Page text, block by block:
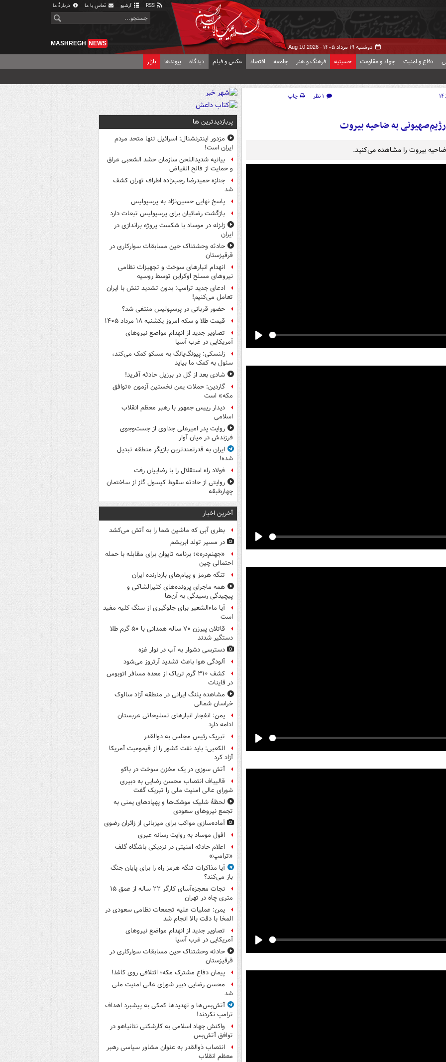
آرشیو تماس با ما دربارهٔ ما
دوشنبه ۱۹ مرداد ۱۴۰۵ - Aug 10 2026
MASHREGH NEWS
دفاع و امنیت جهاد و مقاومت حسینیه فرهنگ و هنر جامعه اقتصاد عکس و فیلم دیدگاه پیوندها بازار
۱ نظر
چاپ
به ضاحیه بیروت
بیروت را مشاهده می‌کنید.
پربازدیدترین ها
مزدور اینترنشنال: اسرائیل تنها متحد مردم
ایران است!
بیانیه شدیداللحن سازمان حشد الشعبی عراق
و حمایت از فالح الفیاض
جنازه حمیدرضا رجب‌زاده اطراف تهران کشف
شد
پاسخ نهایی حسین‌نژاد به پرسپولیس
بازگشت رضائیان برای پرسپولیس تبعات دارد
زلزله در موساد با شکست پروژه براندازی در
ایران
حادثه وحشتناک حین مسابقات سوارکاری در
قرقیزستان
انهدام انبارهای سوخت و تجهیزات نظامی
نیروهای مسلح اوکراین توسط روسیه
ادعای جدید ترامپ: بدون تشدید تنش با ایران
تعامل می‌کنیم!
حضور قربانی در پرسپولیس منتفی شد؟
قیمت طلا و سکه امروز یکشنبه ۱۸ مرداد ۱۴۰۵
تصاویر جدید از انهدام مواضع نیروهای
آمریکایی در غرب آسیا
زلنسکی: پیونگ‌یانگ به مسکو کمک می‌کند،
سئول به کمک ما بیاید
شادی بعد از گل در برزیل حادثه آفرید!
گاردین: حملات یمن نخستین آزمون «توافق
مکه» است
دیدار رییس جمهور با رهبر معظم انقلاب
اسلامی
روایت پدر امیرعلی جداوی از جست‌وجوی
فرزندش در میان آوار
ایران به قدرتمندترین بازیگرِ منطقه تبدیل
شده!
فولاد راه استقلال را با رضاییان رفت
روایتی از حادثه سقوط کپسول گاز از ساختمان
چهارطبقه
آخرین اخبار
بطری آبی که ماشین شما را به آتش می‌کشد
در مسیر تولد ابریشم
«جهنم‌دره»؛ برنامه تایوان برای مقابله با حمله
احتمالی چین
تنگه هرمز و پیام‌های بازدارنده ایران
همه ماجرای پرونده‌های کثیرالشاکی و
پیچیدگی رسیدگی به آن‌ها
آیا ماءالشعیر برای جلوگیری از سنگ کلیه مفید
است
قاتلان پیرزن ۷۰ ساله همدانی با ۵۰ گرم طلا
دستگیر شدند
دسترسی دشوار به آب در نوار غزه
آلودگی هوا باعث تشدید آرتروز می‌شود
کشف ۳۱۰ گرم تریاک از معده مسافر اتوبوس
در قاینات
مشاهده پلنگ ایرانی در منطقه آزاد سالوک
خراسان شمالی
یمن: انفجار انبارهای تسلیحاتی عربستان
ادامه دارد
تبریک رئیس مجلس به ذوالقدر
الکعبی: باید نفت کشور را از قیمومیت آمریکا
آزاد کرد
آتش سوزی در یک مخزن سوخت در باکو
قالیباف انتصاب محسن رضایی به دبیری
شورای عالی امنیت ملی را تبریک گفت
لحظۀ شلیک موشک‌ها و پهپادهای یمنی به
تجمع نیروهای سعودی
آماده‌سازی مواکب برای میزبانی از زائران رضوی
افول موساد به روایت رسانه عبری
اعلام حادثه امنیتی در نزدیکی باشگاه گلف
«ترامپ»
آیا مذاکرات تنگه هرمز راه را برای پایان جنگ
باز می‌کند؟
نجات معجزه‌آسای کارگر ۲۲ ساله از عمق ۱۵
متری چاه در تهران
یمن: عملیات علیه تجمعات نظامی سعودی در
المخا با دقت بالا انجام شد
تصاویر جدید از انهدام مواضع نیروهای
آمریکایی در غرب آسیا
حادثه وحشتناک حین مسابقات سوارکاری در
قرقیزستان
پیمان دفاع مشترک مکه؛ ائتلافی روی کاغذ!
محسن رضایی دبیر شورای عالی امنیت ملی
شد
آتش‌بس‌ها و تهدیدها کمکی به پیشبرد اهداف
ترامپ نکردند!
واکنش جهاد اسلامی به کارشکنی نتانیاهو در
توافق آتش‌بس
انتصاب ذوالقدر به عنوان مشاور سیاسی رهبر
معظم انقلاب